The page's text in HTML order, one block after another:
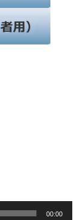
00:00